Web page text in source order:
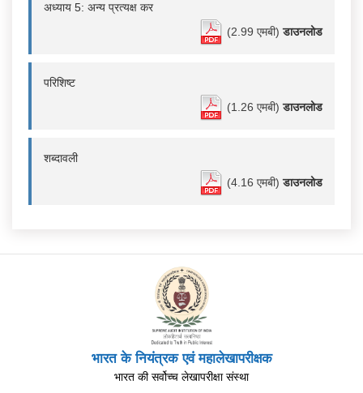
अध्याय 5: अन्य प्रत्यक्ष कर
(2.99 एमबी)डाउनलोड
परिशिष्ट
(1.26 एमबी)डाउनलोड
शब्दावली
(4.16 एमबी)डाउनलोड
भारत के नियंत्रक एवं महालेखापरीक्षक
भारत की सर्वोच्च लेखापरीक्षा संस्था